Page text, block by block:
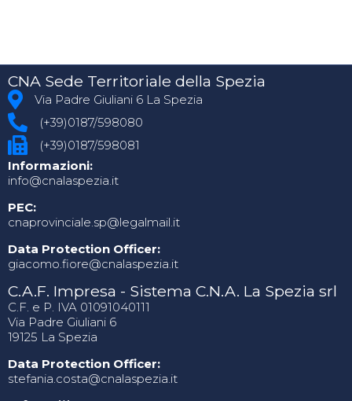
CNA Sede Territoriale della Spezia
Via Padre Giuliani 6 La Spezia
(+39)0187/598080
(+39)0187/598081
Informazioni:
info@cnalaspezia.it
PEC:
cnaprovinciale.sp@legalmail.it
Data Protection Officer:
giacomo.fiore@cnalaspezia.it
C.A.F. Impresa - Sistema C.N.A. La Spezia srl
C.F. e P. IVA 01091040111
Via Padre Giuliani 6
19125 La Spezia
Data Protection Officer:
stefania.costa@cnalaspezia.it